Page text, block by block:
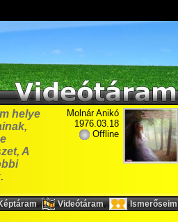
helye
A
Molnár Anikó
1976.03.18
Offline
, Videótáram, Ismerőseim